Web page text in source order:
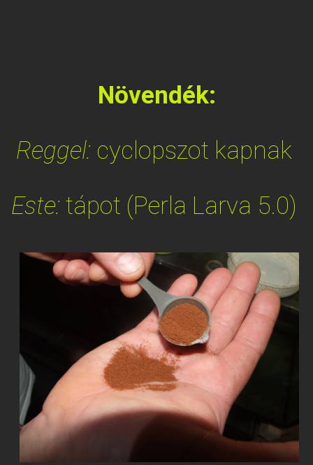
Növendék:
Reggel: cyclopszot kapnak
Este: tápot (Perla Larva 5.0)